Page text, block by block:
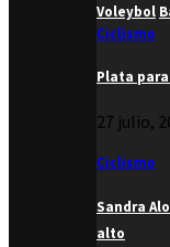
Voleybol
Ciclismo
Plata
27 julio,
Ciclismo
Sandra
alto